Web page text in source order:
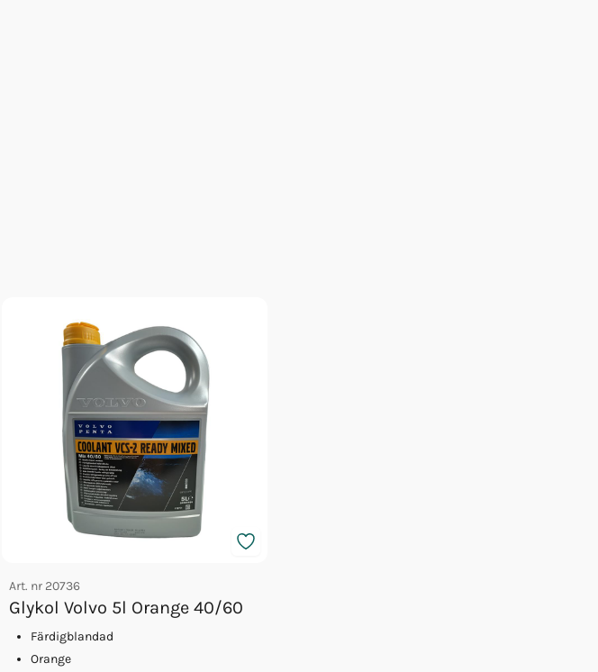
Art. nr 20736
Glykol Volvo 5l Orange 40/60
Färdigblandad
Orange